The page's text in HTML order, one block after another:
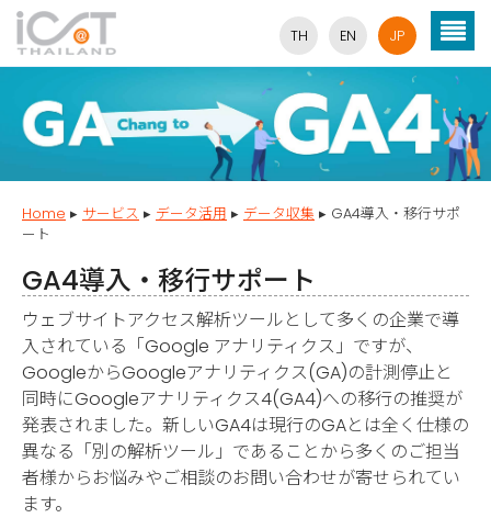
TH EN JP
Home ▸ サービス ▸ データ活用 ▸ データ収集 ▸ GA4導入・移行サポ
ート
GA4導入・移行サポート
ウェブサイトアクセス解析ツールとして多くの企業で導
入されている「Google アナリティクス」ですが、
GoogleからGoogleアナリティクス(GA)の計測停止と
同時にGoogleアナリティクス4(GA4)への移行の推奨が
発表されました。新しいGA4は現行のGAとは全く仕様の
異なる「別の解析ツール」であることから多くのご担当
者様からお悩みやご相談のお問い合わせが寄せられてい
ます。